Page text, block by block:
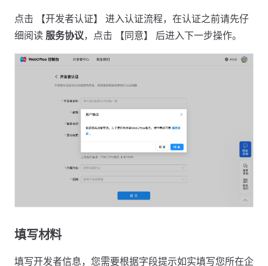
点击 【开发者认证】 进入认证流程，在认证之前请先仔
细阅读 服务协议，点击 【同意】 后进入下一步操作。
填写材料
填写开发者信息，您需要根据字段提示如实填写您所在企